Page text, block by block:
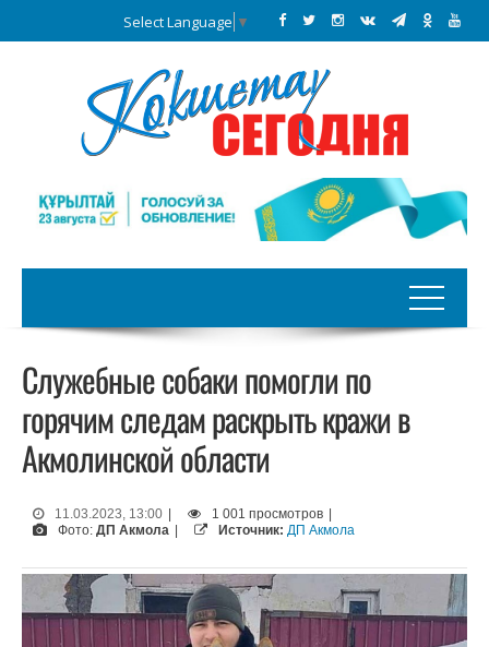
Select Language ▼
Служебные собаки помогли по
горячим следам раскрыть кражи в
Акмолинской области
11.03.2023, 13:00 1 001 просмотров
Фото: ДП Акмола Источник: ДП Акмола